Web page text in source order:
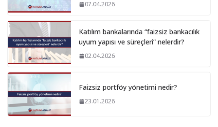
07.04.2026
Katılım bankalarında “faizsiz bankacılık
uyum yapısı ve süreçleri” nelerdir?
02.04.2026
Faizsiz portföy yönetimi nedir?
23.01.2026